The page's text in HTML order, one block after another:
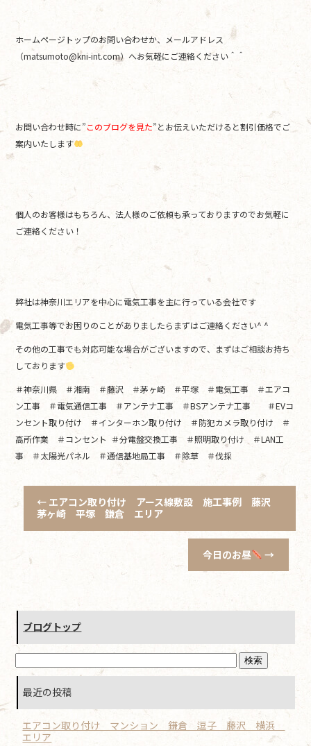
ホームページトップのお問い合わせか、メールアドレス
（matsumoto@kni-int.com）へお気軽にご連絡ください＾＾
お問い合わせ時に”このブログを見た”とお伝えいただけると割引価格でご
案内いたします
個人のお客様はもちろん、法人様のご依頼も承っておりますのでお気軽に
ご連絡ください！
弊社は神奈川エリアを中心に電気工事を主に行っている会社です
電気工事等でお困りのことがありましたらまずはご連絡ください^ ^
その他の工事でも対応可能な場合がございますので、まずはご相談お持ち
しております
＃神奈川県 ＃湘南 ＃藤沢 ＃茅ヶ崎 ＃平塚 ＃電気工事 ＃エアコ
ン工事 ＃電気通信工事 ＃アンテナ工事 ＃BSアンテナ工事 ＃EVコ
ンセント取り付け ＃インターホン取り付け ＃防犯カメラ取り付け ＃
高所作業 ＃コンセント ＃分電盤交換工事 ＃照明取り付け ＃LAN工
事 ＃太陽光パネル ＃通信基地局工事 ＃除草 ＃伐採
← エアコン取り付け アース線敷設 施工事例 藤沢
茅ヶ崎 平塚 鎌倉 エリア
今日のお昼 →
ブログトップ
最近の投稿
エアコン取り付け マンション 鎌倉 逗子 藤沢 横浜
エリア